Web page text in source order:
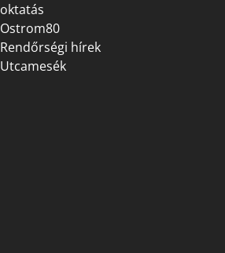
oktatás
Ostrom80
Rendőrségi hírek
Utcamesék